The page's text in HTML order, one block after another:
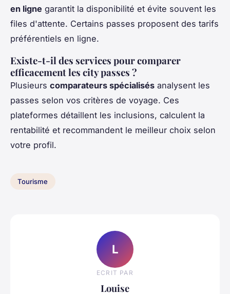
en ligne garantit la disponibilité et évite souvent les
files d'attente. Certains passes proposent des tarifs
préférentiels en ligne.
Existe-t-il des services pour comparer
efficacement les city passes ?
Plusieurs comparateurs spécialisés analysent les
passes selon vos critères de voyage. Ces
plateformes détaillent les inclusions, calculent la
rentabilité et recommandent le meilleur choix selon
votre profil.
Tourisme
L
ECRIT PAR
Louise